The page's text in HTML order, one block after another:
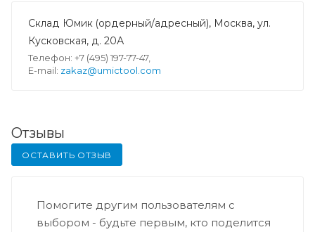
Склад Юмик (ордерный/адресный), Москва, ул.
Кусковская, д. 20А
Телефон: +7 (495) 197-77-47,
E-mail: zakaz@umictool.com
Отзывы
ОСТАВИТЬ ОТЗЫВ
Помогите другим пользователям с
выбором - будьте первым, кто поделится